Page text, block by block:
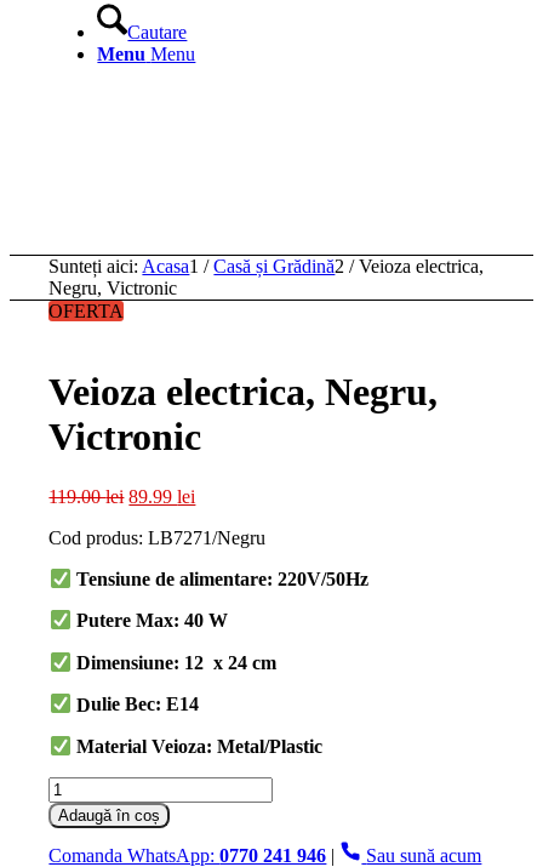
Cautare
Menu Menu
Sunteți aici: Acasa1 / Casă și Grădină2 / Veioza electrica,
Negru, Victronic
OFERTA
Veioza electrica, Negru,
Victronic
119.00lei Prețul
a
119.00 lei.
89.99lei
este:
Cod produs: LB7271/Negru
Tensiune de alimentare: 220V/50Hz
Putere Max: 40 W
Dimensiune: 12 x 24 cm
Dulie Bec: E14
Material Veioza: Metal/Plastic
Cantitate
Veioza
electrica,
Negru,
Adaugă în coș
Comanda WhatsApp:0770 241 946 |
Sau sună acum